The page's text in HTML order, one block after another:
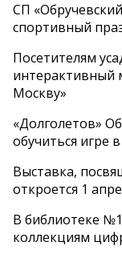
СП
спортивный
Посетителям
интерактивный
Москву»
«Долголетов»
обучиться игре
Выставка,
откроется 1
В библиотеке
коллекциям